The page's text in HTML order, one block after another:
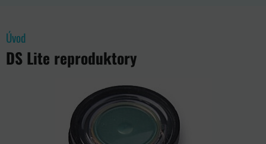
Úvod
DS Lite reproduktory